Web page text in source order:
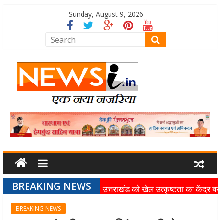
Sunday, August 9, 2026
BREAKING NEWS
उत्तराखंड को खेल उत्कृष्टता का केंद्र
स्पोर्ट्स यूनिवर्सिटी परियोजना
BREAKING NEWS